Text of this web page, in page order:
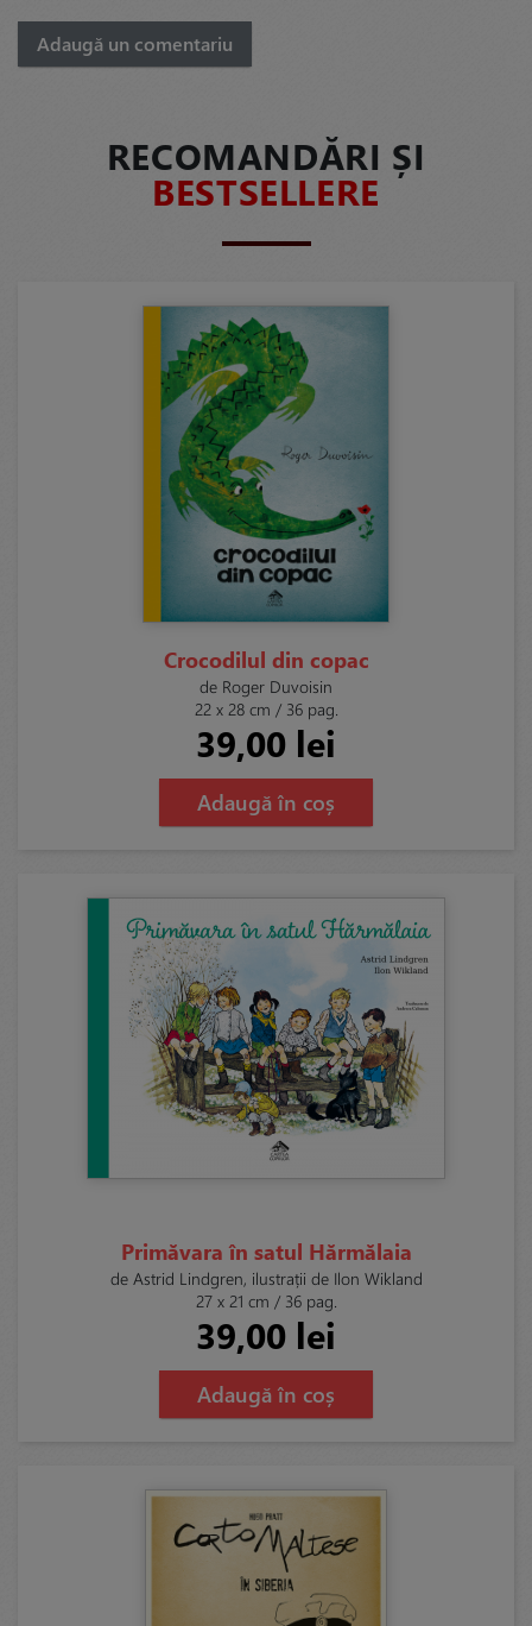
Adaugă un comentariu
RECOMANDĂRI ȘI
BESTSELLERE
Crocodilul din copac
de Roger Duvoisin
22 x 28 cm / 36 pag.
39,00 lei
Adaugă în coș
Primăvara în satul Hărmălaia
de Astrid Lindgren, ilustrații de Ilon Wikland
27 x 21 cm / 36 pag.
39,00 lei
Adaugă în coș